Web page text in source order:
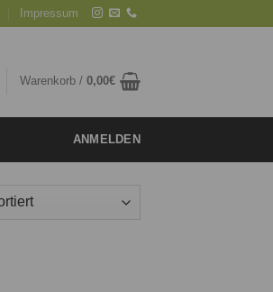
Impressum
Warenkorb / 0,00€
ANMELDEN